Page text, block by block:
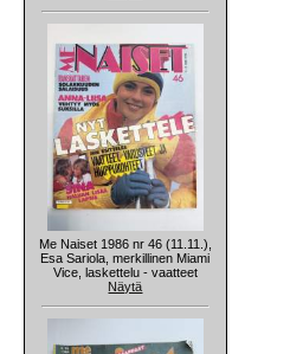
Me Naiset 1986 nr 46 (11.11.),
Esa Sariola, merkillinen Miami
Vice, laskettelu - vaatteet
Näytä